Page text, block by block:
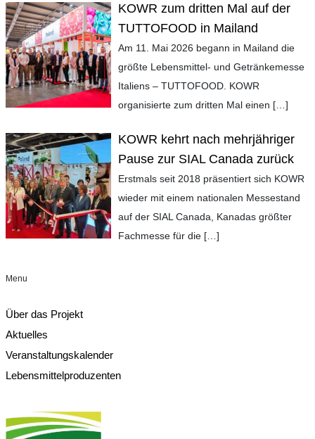
KOWR zum dritten Mal auf der
TUTTOFOOD in Mailand
Am 11. Mai 2026 begann in Mailand die
größte Lebensmittel- und Getränkemesse
Italiens – TUTTOFOOD. KOWR
organisierte zum dritten Mal einen […]
KOWR kehrt nach mehrjähriger
Pause zur SIAL Canada zurück
Erstmals seit 2018 präsentiert sich KOWR
wieder mit einem nationalen Messestand
auf der SIAL Canada, Kanadas größter
Fachmesse für die […]
Menu
Über das Projekt
Aktuelles
Veranstaltungskalender
Lebensmittelproduzenten